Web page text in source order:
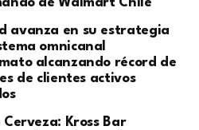
avanza en su estrategia
omnicanal
alcanzando récord de
de clientes activos
Cerveza: Kross Bar